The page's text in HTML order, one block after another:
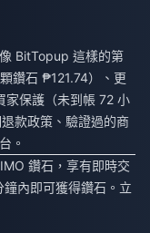
BitTopup 這樣的第
鑽石 ₱121.74）、更
家保護（未到帳 72 小
款政策、驗證過的商
。
鑽石，享有即時交
內即可獲得鑽石。立